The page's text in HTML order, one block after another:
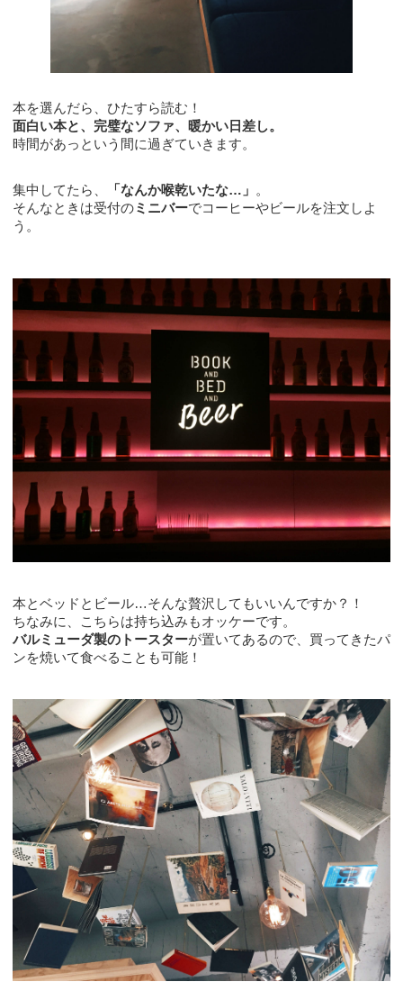
本を選んだら、ひたすら読む！
面白い本と、完璧なソファ、暖かい日差し。
時間があっという間に過ぎていきます。
集中してたら、 「なんか喉乾いたな…」
。
そんなときは受付のミニバーでコーヒーやビールを注文しよ
う。
本とベッドとビール…そんな贅沢してもいいんですか？！
ちなみに、こちらは持ち込みもオッケーです。
バルミューダ製のトースターが置いてあるので、買ってきたパ
ンを焼いて食べることも可能！